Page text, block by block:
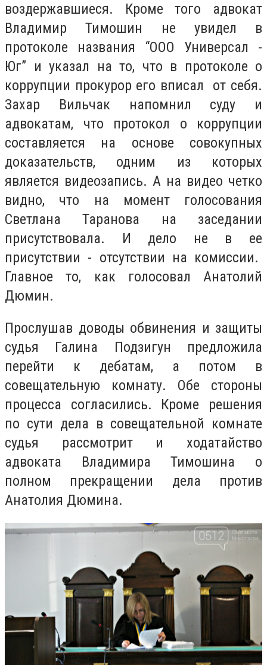
воздержавшиеся. Кроме того адвокат
Владимир Тимошин не увидел в
протоколе названия “ООО Универсал -
Юг” и указал на то, что в протоколе о
коррупции прокурор его вписал от себя.
Захар Вильчак напомнил суду и
адвокатам, что протокол о коррупции
составляется на основе совокупных
доказательств, одним из которых
является видеозапись. А на видео четко
видно, что на момент голосования
Светлана Таранова на заседании
присутствовала. И дело не в ее
присутствии - отсутствии на комиссии.
Главное то, как голосовал Анатолий
Дюмин.
Прослушав доводы обвинения и защиты
судья Галина Подзигун предложила
перейти к дебатам, а потом в
совещательную комнату. Обе стороны
процесса согласились. Кроме решения
по сути дела в совещательной комнате
судья рассмотрит и ходатайство
адвоката Владимира Тимошина о
полном прекращении дела против
Анатолия Дюмина.